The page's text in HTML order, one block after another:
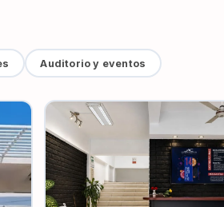
Auditorio y eventos